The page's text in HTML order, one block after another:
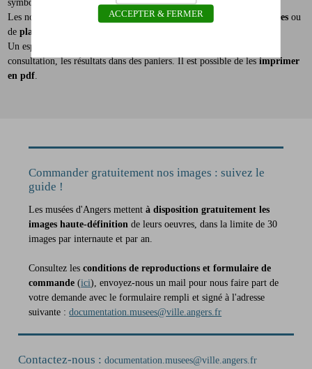
symbole de la loupe.
Les notices sont consultables sous forme delistes, de notices détaillées ou
deplanches-contacts
Un espace est à votre disposition pour
consultation, les résultats dans des paniers. Il est possible de lesimprimer
en pdf
Commander gratuitement nos images : suivez le
guide !
Les musées d'Angers mettentà disposition gratuitement les
images haute-définition de leurs oeuvres, dans la limite de 30
images par internaute et par an.
Consultez lesconditions de reproductions et formulaire de
commande (ici), envoyez-nous un mail pour nous faire part de
votre demande avec le formulaire rempli et signé à l'adresse
suivante :documentation.musees@ville.angers.fr
Contactez-nous :documentation.musees@ville.angers.fr
ACCEPTER & FERMER